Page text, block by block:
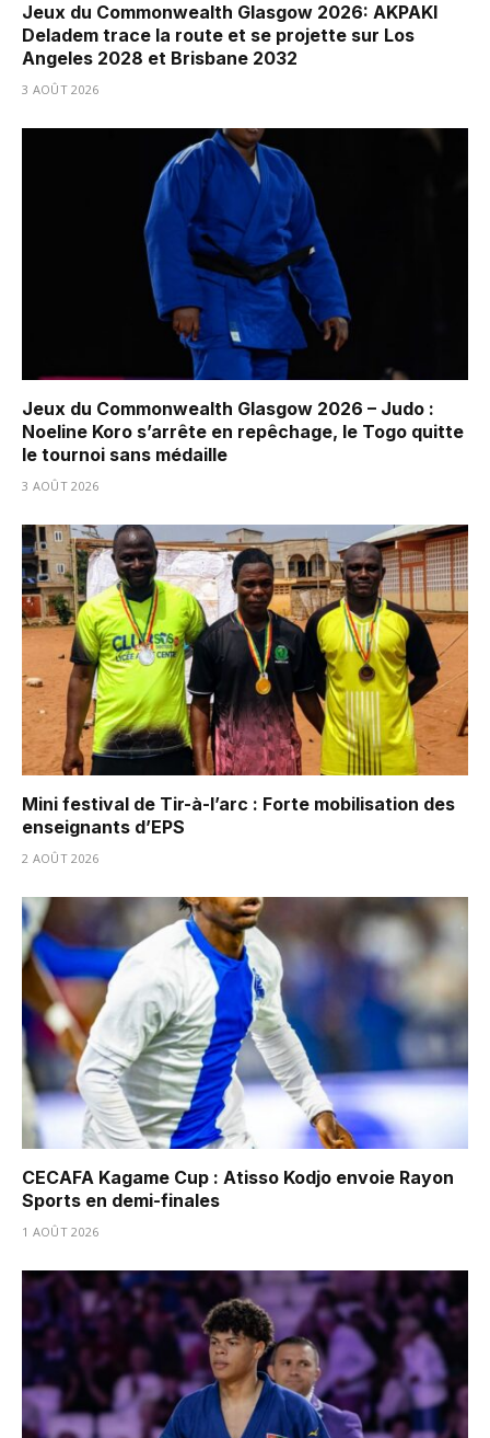
Jeux du Commonwealth Glasgow 2026: AKPAKI
Deladem trace la route et se projette sur Los
Angeles 2028 et Brisbane 2032
3 AOÛT 2026
Jeux du Commonwealth Glasgow 2026 – Judo :
Noeline Koro s’arrête en repêchage, le Togo quitte
le tournoi sans médaille
3 AOÛT 2026
Mini festival de Tir-à-l’arc : Forte mobilisation des
enseignants d’EPS
2 AOÛT 2026
CECAFA Kagame Cup : Atisso Kodjo envoie Rayon
Sports en demi-finales
1 AOÛT 2026